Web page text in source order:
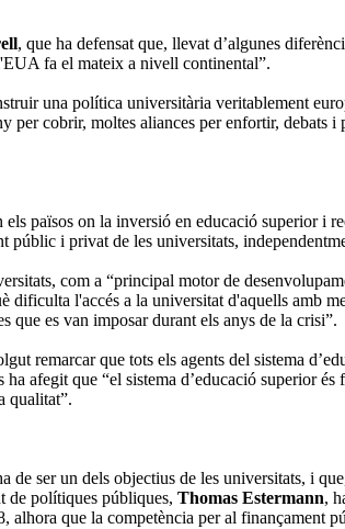
, que ha defensat que, llevat d’algunes
fa el mateix a nivell continental”.
una política universitària veritablement
cobrir, moltes aliances per enfortir, debats
països on la inversió en educació superior
i privat de les universitats,
com a “principal motor de
l'accés a la universitat d'aquells amb
que es van imposar durant els anys de la crisi”.
remarcar que tots els agents del sistema
afegit que “el sistema d’educació superior
qualitat”.
de ser un dels objectius de les universitats, i
de polítiques públiques, Thomas Estermann,
que la competència per al finançament